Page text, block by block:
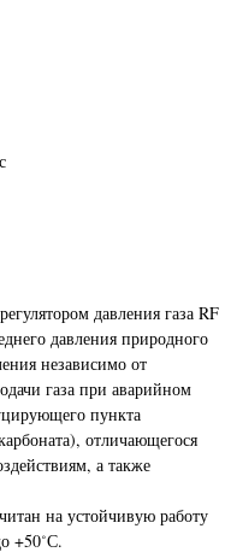
давления газа RF
давления природного
независимо от
газа при аварийном
пункта
отличающегося
а также
на устойчивую работу
+50˚С.